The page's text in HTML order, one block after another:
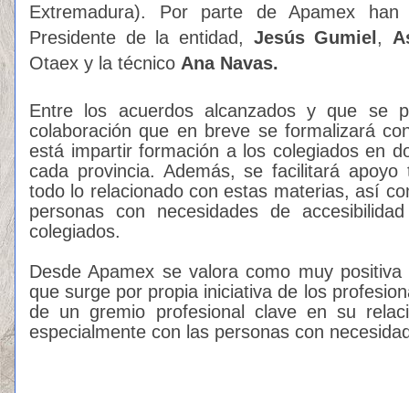
Extremadura). Por parte de Apamex
Presidente de la entidad, Jesús Gumiel ,
Otaex y la técnico Ana Navas.
Entre los acuerdos alcanzados y que se
colaboración que en breve se formalizará
está impartir formación a los colegiados en
cada provincia. Además, se facilitará
todo lo relacionado con estas materias, así
personas con necesidades de
colegiados.
Desde Apamex se valora como muy
que surge por propia iniciativa de los
de un gremio profesional clave en su
especialmente con las personas con